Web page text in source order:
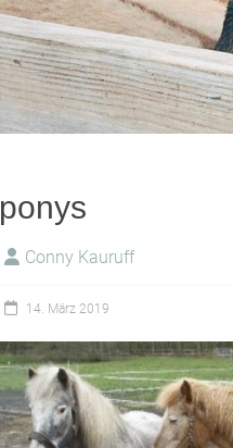
ponys
Conny Kauruff
14. März 2019